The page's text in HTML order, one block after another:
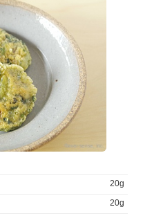
20g
20g